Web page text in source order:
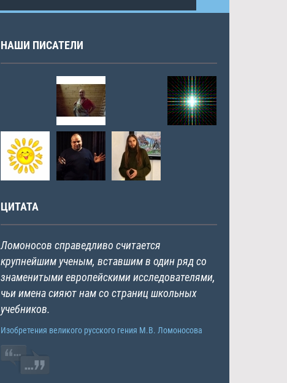
НАШИ ПИСАТЕЛИ
ЦИТАТА
Ломоносов справедливо считается
крупнейшим ученым, вставшим в один ряд со
знаменитыми европейскими исследователями,
чьи имена сияют нам со страниц школьных
учебников.
Изобретения великого русского гения М.В. Ломоносова